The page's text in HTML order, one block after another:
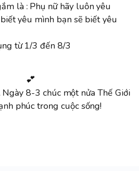
là : Phụ nữ hãy luôn yêu
yêu mình bạn sẽ biết yêu
từ 1/3 đến 8/3
💕
Ngày 8-3 chúc một nửa Thế Giới
phúc trong cuộc sống!